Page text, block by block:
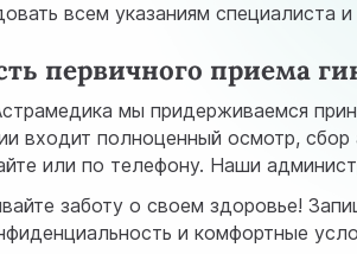
всем указаниям специалиста
первичного приема
мы придерживаемся
входит полноценный осмотр,
или по телефону. Наши
заботу о своем здоровье!
и комфортные